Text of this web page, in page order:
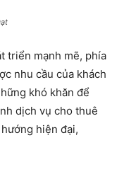
triển mạnh mẽ, phía
nhu cầu của khách
khó khăn để
dịch vụ cho thuê
hiện đại,